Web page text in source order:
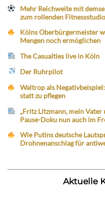
Mehr Reichweite mit
zum rollenden
Kölns Oberbürgermeister
Mengen noch ermöglichen
The Casualties live in Köln
Der Ruhrpilot
Waltrop als
statt zu pflegen
„Fritz Litzmann, mein Vater
Pause-Doku nun auch im
Wie Putins deutsche
Drohnenanschlag für
Aktuelle